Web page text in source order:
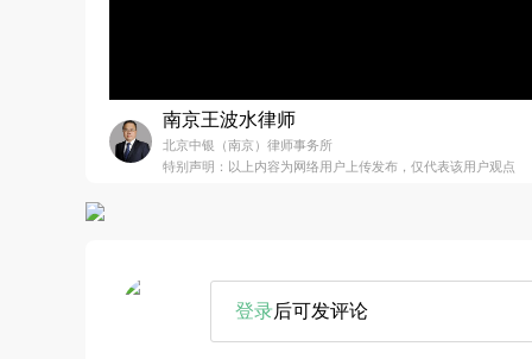
南京王波水律师
北京中银（南京）律师事务所
特别声明：以上内容为网络用户上传发布，仅代表该用户观点
登录后可发评论